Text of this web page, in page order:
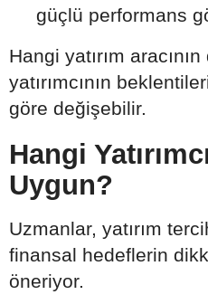
güçlü performans
Hangi yatırım
yatırımcının
göre değişebilir.
Hangi
Uygun?
Uzmanlar, yatırım
finansal hedeflerin
öneriyor.